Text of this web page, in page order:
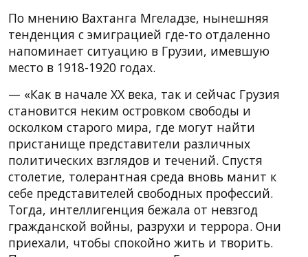
По мнению Вахтанга Мгеладзе, нынешняя
тенденция с эмиграцией где-то отдаленно
напоминает ситуацию в Грузии, имевшую
место в 1918-1920 годах.
— «Как в начале ХХ века, так и сейчас Грузия
становится неким островком свободы и
осколком старого мира, где могут найти
пристанище представители различных
политических взглядов и течений. Спустя
столетие, толерантная среда вновь манит к
себе представителей свободных профессий.
Тогда, интеллигенция бежала от невзгод
гражданской войны, разрухи и террора. Они
приехали, чтобы спокойно жить и творить.